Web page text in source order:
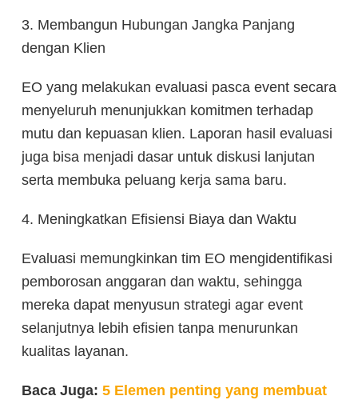
3. Membangun Hubungan Jangka Panjang
dengan Klien
EO yang melakukan evaluasi pasca event secara
menyeluruh menunjukkan komitmen terhadap
mutu dan kepuasan klien. Laporan hasil evaluasi
juga bisa menjadi dasar untuk diskusi lanjutan
serta membuka peluang kerja sama baru.
4. Meningkatkan Efisiensi Biaya dan Waktu
Evaluasi memungkinkan tim EO mengidentifikasi
pemborosan anggaran dan waktu, sehingga
mereka dapat menyusun strategi agar event
selanjutnya lebih efisien tanpa menurunkan
kualitas layanan.
Baca Juga: 5 Elemen penting yang membuat